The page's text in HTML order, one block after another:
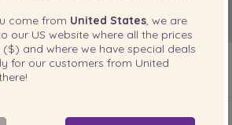
come from United States , we are
our US website where all the prices
($) and where we have special deals
for our customers from United